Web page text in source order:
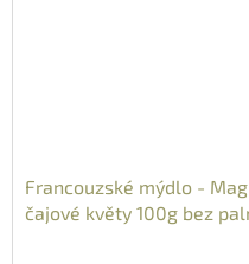
Francouzské mýdlo -
čajové květy 100g bez